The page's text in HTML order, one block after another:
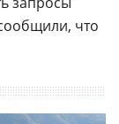
что